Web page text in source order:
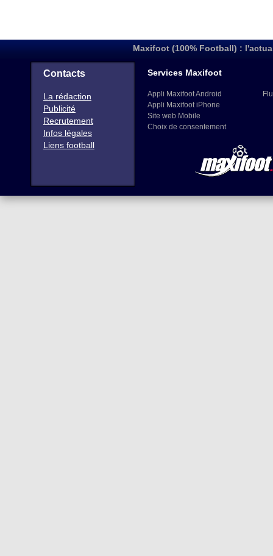
Maxifoot (100% Football) :
Contacts
La rédaction
Publicité
Recrutement
Infos légales
Liens football
Services Maxifoot
Appli Maxifoot Android
Appli Maxifoot iPhone
Site web Mobile
Choix de consentement